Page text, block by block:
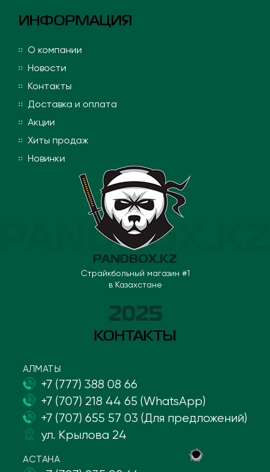
ИНФОРМАЦИЯ
О компании
Новости
Контакты
Доставка и оплата
Акции
Хиты продаж
Новинки
PANDBOX.KZ
Страйкбольный магазин #1
в Казахстане
2025
КОНТАКТЫ
АЛМАТЫ
+7 (777) 388 08 66
+7 (707) 218 44 65 (WhatsApp)
+7 (707) 655 57 03 (Для предложений)
ул. Крылова 24
АСТАНА